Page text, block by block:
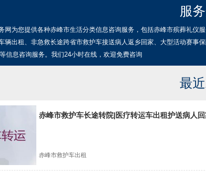
服
网为您提供各种赤峰市生活分类信息咨询服务，包括赤峰市殡葬礼
辆出租、非急救长途跨省市救护车接送病人返乡回家、大型活动赛
信息咨询服务。我们24小时在线，欢迎免费咨询
最
赤峰市救护车长途转院|医疗转运车出租护送病人
赤峰市救护车出租